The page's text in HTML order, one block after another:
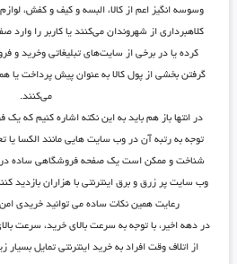
وسوسه انگیز اعم از کالا، البسه و کیف و کفش،
کلاهبرداری از شهروندان می‌کنند یا کاربر را
کرده یا در برخی از سایت‌های تبلیغاتی وخرید و
گرفتن بخشی از پول کالا به عنوان پیش پرداخت یا
می‌کنند.
در انتها باز هم باید به این نکته اشاره کنیم که یک
توجه به رتبه آن در وب سایت هایی مانند الکسا یا
شناخت و ممکن است یک صفحه فروشگاهی ساده در
وب سایت پر زرق و برق اینترنتی با هزاران بازدید
رعایت همین نکات ساده می توانید خریدی
در دهه اخیر، با توجه به سرعت بالای خرید، سرعت
از اتلاف وقت افراد به خرید اینترنتی تمایل بسیار